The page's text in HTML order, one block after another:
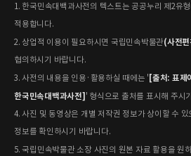
1. 한국민속대백과사전의 텍스트는 공공누리 제2유
적용합니다.
2. 상업적 이용이 필요하시면 국립민속박물관(사전
협의하시기 바랍니다.
3. 사전의 내용을 인용·활용하실 때에는 '[출처: 표제
한국민속대백과사전]' 형식으로 출처를 표시해 주시
4. 사진 및 동영상은 개별 저작권 정보가 상이할 수
정보를 확인하시기 바랍니다.
5. 국립민속박물관 소장 사진의 원본 자료 활용을 원